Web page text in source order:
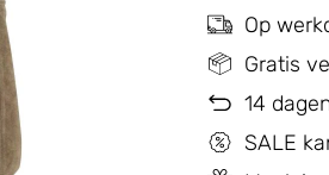
Op
Gratis
14
SALE